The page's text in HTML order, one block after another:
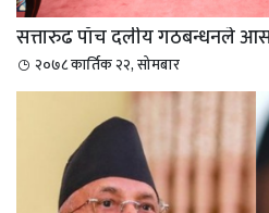
सत्तारुढ पाँच दलीय गठबन्धनले आसन्न
२०७८ कार्तिक २२, सोमबार